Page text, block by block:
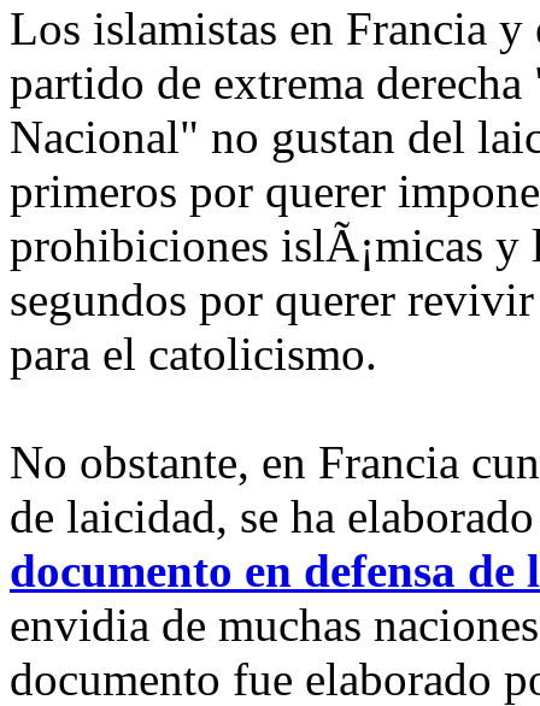
Los islamistas en Francia y
partido de extrema derecha
Nacional" no gustan del
primeros por querer
prohibiciones islÃ¡micas y
segundos por querer
para el catolicismo.
No obstante, en Francia
de laicidad, se ha
documento en defensa
envidia de muchas
documento fue elaborado